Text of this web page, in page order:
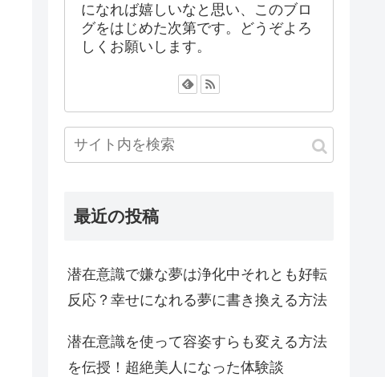
になれば嬉しいなと思い、このブロ
グをはじめた次第です。どうぞよろ
しくお願いします。
最近の投稿
潜在意識で嫌な夢は浄化中それとも好転
反応？幸せになれる夢に書き換える方法
潜在意識を使って容姿すらも変える方法
を伝授！超絶美人になった体験談